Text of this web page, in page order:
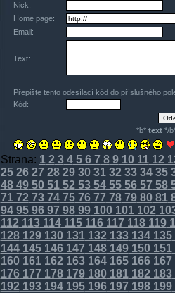
Nick:
Home page:
Email:
Text:
Přepište tento odesílací kód do příslušného
Kód:
*b* text*/
Strana: 12 34567 89101112
252627 2829303132 333435
4849505152 5354555657 58
7172 7374757677 78798081
94959697 9899100101102
112 113114115116117 118119
128129130131132 133134135
144145146147 148149150151
160161162 163164165166167
176177 178179180181182 183
192 193194195196197 198199